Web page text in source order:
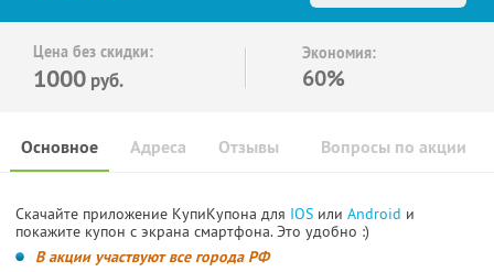
Цена без скидки:
1000 руб.
Экономия:
60%
Основное Отзывы Вопросы по акции
Адреса
Скачайте приложение КупиКупона для IOS или Android и
покажите купон с экрана смартфона. Это удобно :)
В акции участвуют все города РФ